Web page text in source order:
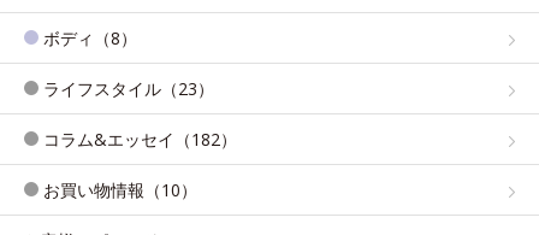
ボディ（8）
ライフスタイル（23）
コラム&エッセイ（182）
お買い物情報（10）